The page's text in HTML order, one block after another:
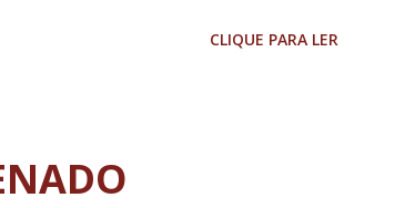
CLIQUE PARA LER